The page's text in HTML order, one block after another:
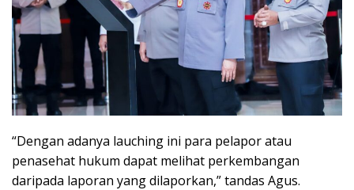
“Dengan adanya lauching ini para pelapor atau
penasehat hukum dapat melihat perkembangan
daripada laporan yang dilaporkan,” tandas Agus.